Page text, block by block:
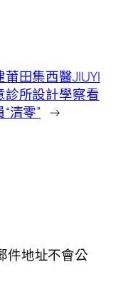
莆田集西醫JIUYI
診所設計學察看
清零” →
件地址不會公